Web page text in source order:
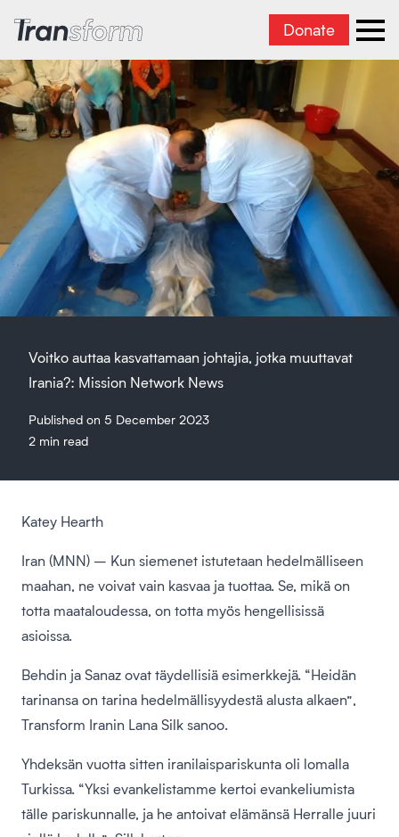
Transform Iran Donate
Voitko auttaa kasvattamaan johtajia, jotka muuttavat
Irania?: Mission Network News
Published on 5 December 2023
2 min read
Katey Hearth
Iran (MNN) – Kun siemenet istutetaan hedelmälliseen
maahan, ne voivat vain kasvaa ja tuottaa. Se, mikä on
totta maataloudessa, on totta myös hengellisissä
asioissa.
Behdin ja Sanaz ovat täydellisiä esimerkkejä. “Heidän
tarinansa on tarina hedelmällisyydestä alusta alkaen”,
Transform Iranin Lana Silk sanoo.
Yhdeksän vuotta sitten iranilaispariskunta oli lomalla
Turkissa. “Yksi evankelistamme kertoi evankeliumista
tälle pariskunnalle, ja he antoivat elämänsä Herralle juuri